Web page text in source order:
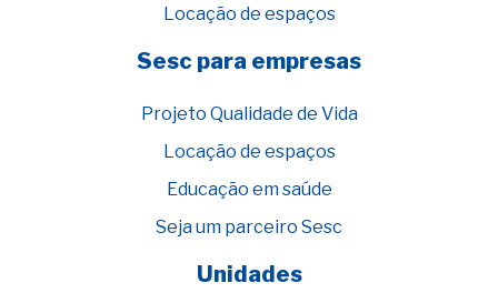
Locação de espaços
Sesc para empresas
Projeto Qualidade de Vida
Locação de espaços
Educação em saúde
Seja um parceiro Sesc
Unidades